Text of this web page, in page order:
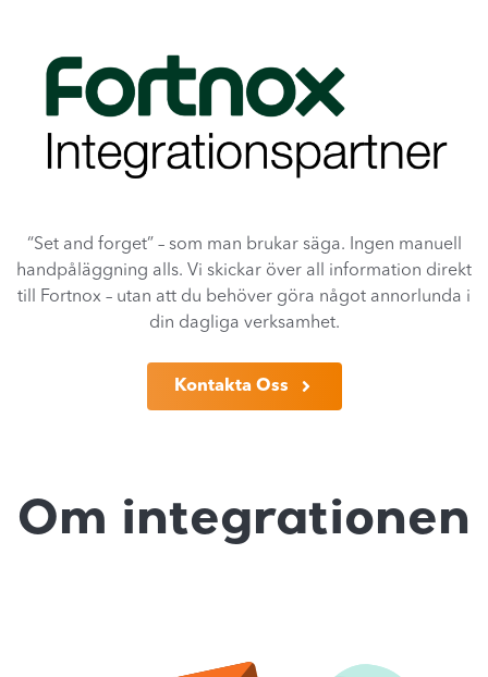
“Set and forget” – som man brukar säga. Ingen manuell
handpåläggning alls. Vi skickar över all information direkt
till Fortnox – utan att du behöver göra något annorlunda i
din dagliga verksamhet.
Kontakta Oss
Om integrationen